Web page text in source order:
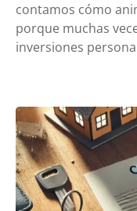
contamos cómo
porque muchas
inversiones